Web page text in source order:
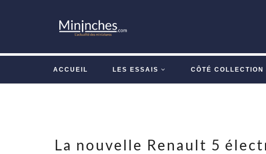
ACCUEIL LES ESSAIS CÔTÉ COLLECTION
La nouvelle Renault 5